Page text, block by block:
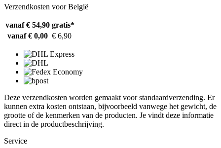
Verzendkosten voor België
vanaf € 54,90 gratis*
vanaf € 0,00 € 6,90
Deze verzendkosten worden gemaakt voor standaardverzending. Er
kunnen extra kosten ontstaan, bijvoorbeeld vanwege het gewicht, de
grootte of de kenmerken van de producten. Je vindt deze informatie
direct in de productbeschrijving.
Service